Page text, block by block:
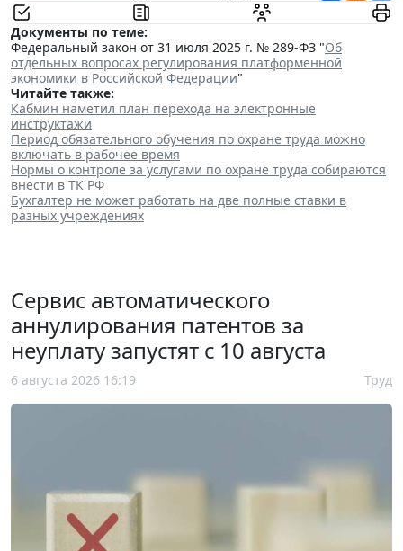
Документы по теме:
Федеральный закон от 31 июля 2025 г. № 289-ФЗ "Об
отдельных вопросах регулирования платформенной
экономики в Российской Федерации"
Читайте также:
Кабмин наметил план перехода на электронные
инструктажи
Период обязательного обучения по охране труда можно
включать в рабочее время
Нормы о контроле за услугами по охране труда собираются
внести в ТК РФ
Бухгалтер не может работать на две полные ставки в
разных учреждениях
Сервис автоматического
аннулирования патентов за
неуплату запустят с 10 августа
6 августа 2026 16:19 Труд